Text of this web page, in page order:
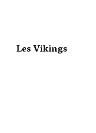
Les Vikings